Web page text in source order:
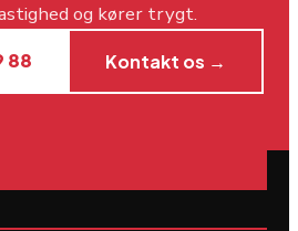
og kører trygt.
88 Kontakt os →